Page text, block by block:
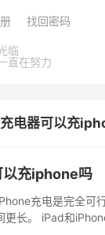
临
直在努力
找回密码
电器可以充
以充iphone吗
充电是完全可
更长。 iPad和